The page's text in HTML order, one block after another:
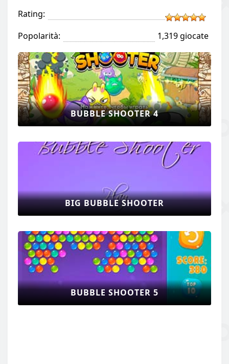
Rating:
Popolarità:
1,319 giocate
BUBBLE SHOOTER 4
BIG BUBBLE SHOOTER
BUBBLE SHOOTER 5